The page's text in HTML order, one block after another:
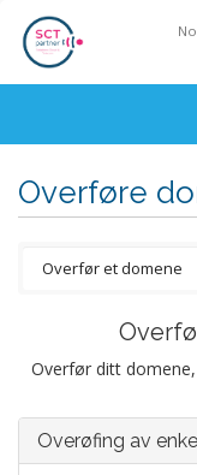
Overføre
Overfør ditt
Overøfing av